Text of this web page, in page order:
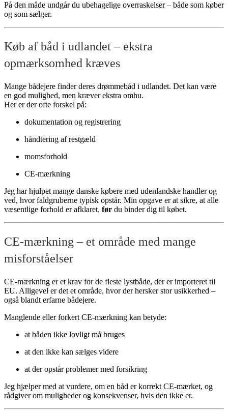
På den måde undgår du ubehagelige overraskelser – både som køber
og som sælger.
Køb af båd i udlandet – ekstra
opmærksomhed kræves
Mange bådejere finder deres drømmebåd i udlandet. Det kan være
en god mulighed, men kræver ekstra omhu.
Her er der ofte forskel på:
dokumentation og registrering
håndtering af restgæld
momsforhold
CE-mærkning
Jeg har hjulpet mange danske købere med udenlandske handler og
ved, hvor faldgruberne typisk opstår. Min opgave er at sikre, at alle
væsentlige forhold er afklaret, før du binder dig til købet.
CE-mærkning – et område med mange
misforståelser
CE-mærkning er et krav for de fleste lystbåde, der er importeret til
EU. Alligevel er det et område, hvor der hersker stor usikkerhed –
også blandt erfarne bådejere.
Manglende eller forkert CE-mærkning kan betyde:
at båden ikke lovligt må bruges
at den ikke kan sælges videre
at der opstår problemer med forsikring
Jeg hjælper med at vurdere, om en båd er korrekt CE-mærket, og
rådgiver om muligheder og konsekvenser, hvis den ikke er.